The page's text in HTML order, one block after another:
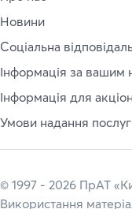
Новини
Соціальна
Інформація за вашим
Інформація для
Умови надання послуг
© 1997 - 2026 ПрАТ
Використання